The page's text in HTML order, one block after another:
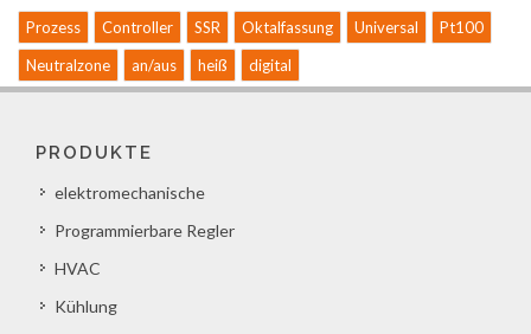
Prozess Controller SSR Oktalfassung Universal
Pt100
Neutralzone
an/aus heiß digital
PRODUKTE
elektromechanische
Programmierbare Regler
HVAC
Kühlung